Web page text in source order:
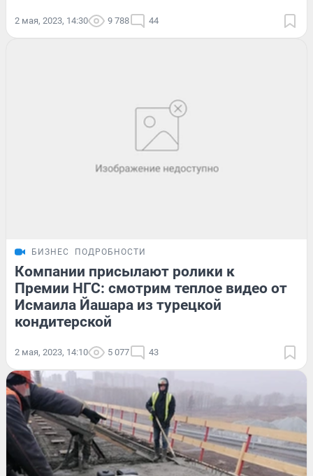
2 мая, 2023, 14:30 9 788 44
БИЗНЕС ПОДРОБНОСТИ
Компании присылают ролики к
Премии НГС: смотрим теплое видео от
Исмаила Йашара из турецкой
кондитерской
2 мая, 2023, 14:10 5 077 43